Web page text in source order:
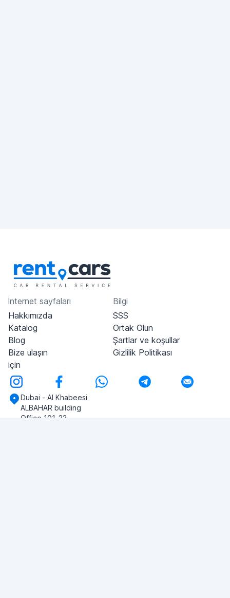
İnternet sayfaları
Hakkımızda
Katalog
Blog
Bize ulaşın
için
Bilgi
SSS
Ortak Olun
Şartlar ve koşullar
Gizlilik Politikası
Dubai - Al Khabeesi
ALBAHAR building
Office 101-33